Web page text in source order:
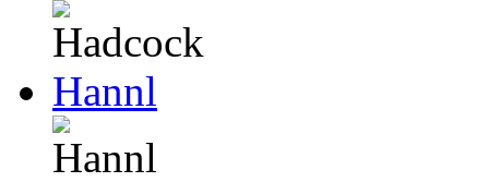
Hannl